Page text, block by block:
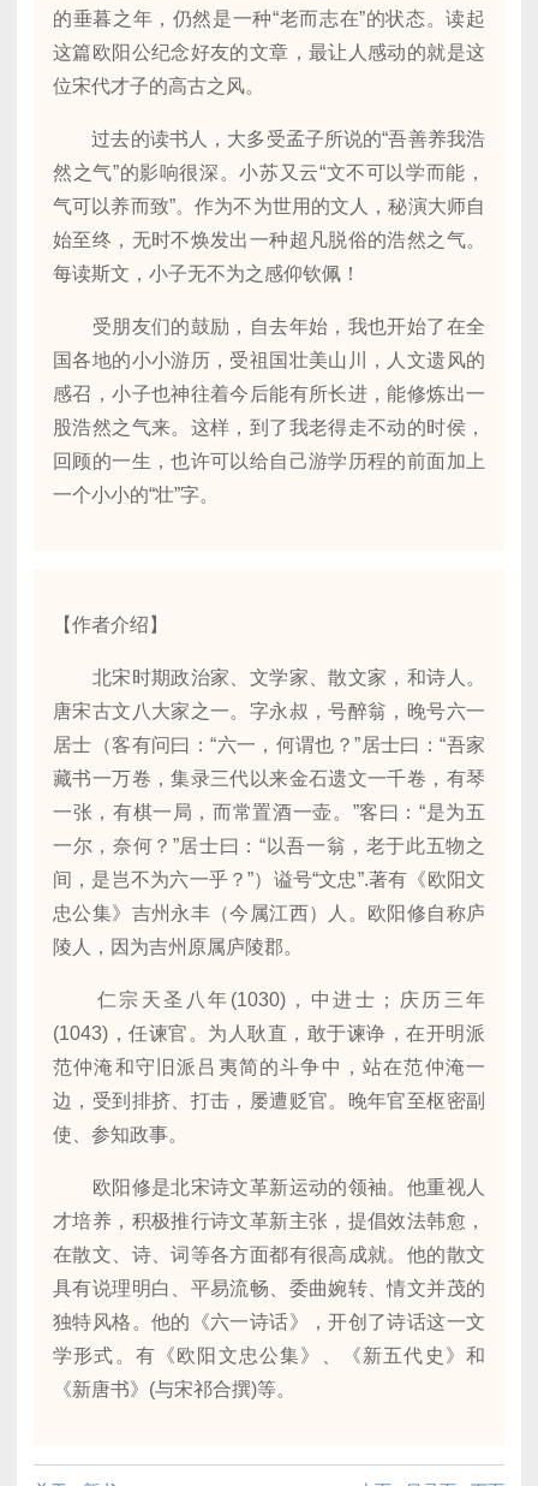
的垂暮之年，仍然是一种“老而志在”的状态。读起
这篇欧阳公纪念好友的文章，最让人感动的就是这
位宋代才子的高古之风。
过去的读书人，大多受孟子所说的“吾善养我浩
然之气”的影响很深。小苏又云“文不可以学而能，
气可以养而致”。作为不为世用的文人，秘演大师自
始至终，无时不焕发出一种超凡脱俗的浩然之气。
每读斯文，小子无不为之感仰钦佩！
受朋友们的鼓励，自去年始，我也开始了在全
国各地的小小游历，受祖国壮美山川，人文遗风的
感召，小子也神往着今后能有所长进，能修炼出一
股浩然之气来。这样，到了我老得走不动的时侯，
回顾的一生，也许可以给自己游学历程的前面加上
一个小小的“壮”字。
【作者介绍】
北宋时期政治家、文学家、散文家，和诗人。
唐宋古文八大家之一。字永叔，号醉翁，晚号六一
居士（客有问曰：“六一，何谓也？”居士曰：“吾家
藏书一万卷，集录三代以来金石遗文一千卷，有琴
一张，有棋一局，而常置酒一壶。”客曰：“是为五
一尔，奈何？”居士曰：“以吾一翁，老于此五物之
间，是岂不为六一乎？”）谥号“文忠”.著有《欧阳文
忠公集》吉州永丰（今属江西）人。欧阳修自称庐
陵人，因为吉州原属庐陵郡。
仁宗天圣八年(1030)，中进士；庆历三年
(1043)，任谏官。为人耿直，敢于谏诤，在开明派
范仲淹和守旧派吕夷简的斗争中，站在范仲淹一
边，受到排挤、打击，屡遭贬官。晚年官至枢密副
使、参知政事。
欧阳修是北宋诗文革新运动的领袖。他重视人
才培养，积极推行诗文革新主张，提倡效法韩愈，
在散文、诗、词等各方面都有很高成就。他的散文
具有说理明白、平易流畅、委曲婉转、情文并茂的
独特风格。他的《六一诗话》，开创了诗话这一文
学形式。有《欧阳文忠公集》、《新五代史》和
《新唐书》(与宋祁合撰)等。